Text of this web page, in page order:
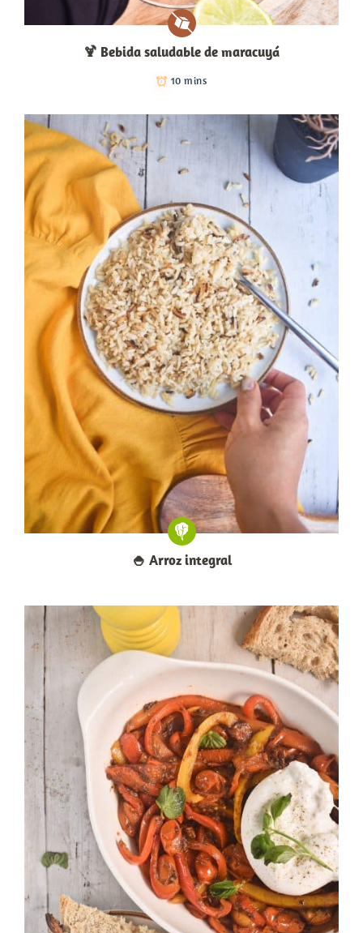
🍹​ Bebida saludable de maracuyá
10 mins
🍚​ Arroz integral